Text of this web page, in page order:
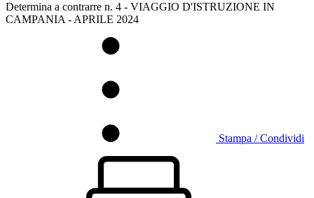
Determina a contrarre n. 4 - VIAGGIO D'ISTRUZIONE IN
CAMPANIA - APRILE 2024
Stampa / Condividi